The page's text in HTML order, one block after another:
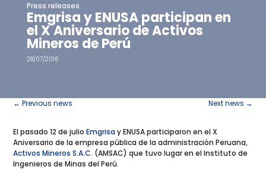
Press releases
Emgrisa y ENUSA participan en
el X Aniversario de Activos
Mineros de Perú
28/07/2016
←Previous news Next news →
El pasado 12 de julioEmgrisay ENUSA participaron en el X
Aniversario de la empresa pública de la administración Peruana,
Activos Mineros S.A.C. (AMSAC) que tuvo lugar en el Instituto de
Ingenieros de Minas del Perú.